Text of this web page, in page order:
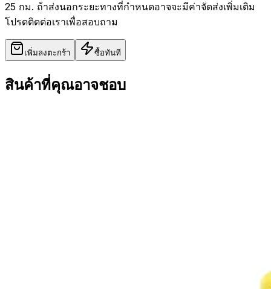
25 กม. ถ้าส่งนอกระยะทางที่กำหนดอาจจะมีค่าจัดส่งเพิ่มเติม
โปรดติดต่อเราเพื่อสอบถาม
เพิ่มลงตะกร้า ซื้อทันที
สินค้าที่คุณอาจชอบ